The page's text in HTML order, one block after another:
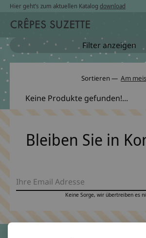
Hier geht’s zum aktuellen Katalog download
Filter anzeigen
Sortieren — Am
Keine Produkte gefunden!...
Bleiben Sie in
Keine Sorge, wir übertreiben es